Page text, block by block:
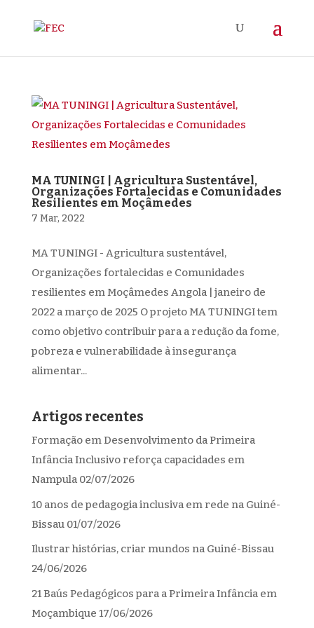
MA TUNINGI | Agricultura Sustentável,
Organizações Fortalecidas e Comunidades
Resilientes em Moçâmedes
7 Mar, 2022
MA TUNINGI - Agricultura sustentável,
Organizações fortalecidas e Comunidades
resilientes em Moçâmedes Angola | janeiro de
2022 a março de 2025 O projeto MA TUNINGI tem
como objetivo contribuir para a redução da fome,
pobreza e vulnerabilidade à insegurança
alimentar...
Artigos recentes
Formação em Desenvolvimento da Primeira
Infância Inclusivo reforça capacidades em
Nampula 02/07/2026
10 anos de pedagogia inclusiva em rede na Guiné-
Bissau 01/07/2026
Ilustrar histórias, criar mundos na Guiné-Bissau
24/06/2026
21 Baús Pedagógicos para a Primeira Infância em
Moçambique 17/06/2026